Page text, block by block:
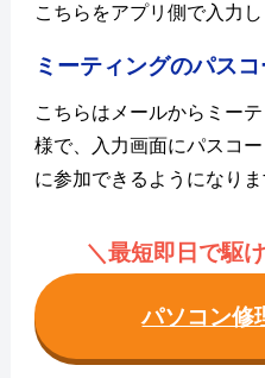
こちらをアプリ側で入力し
ミーティングのパス
こちらはメールからミー
様で、入力画面にパスコ
に参加できるようになりま
＼最短即日で駆
パソコン修